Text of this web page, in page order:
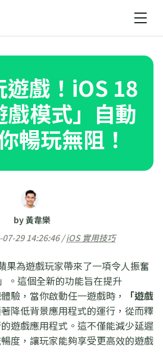
遊戲！iOS 18
戲模式」自動
暢玩無阻！
by 黃韋樂
07-29 14:26:46 /iOS 實用技巧
果為遊戲玩家帶來了一項令人振奮
。這個全新的功能旨在提升
驗，當你啟動任一遊戲時，
「遊戲
著降低背景應用程式的運行，從而釋
遊戲應用程式。這不僅能減少延遲
度，讓玩家能夠享受更高效的遊戲